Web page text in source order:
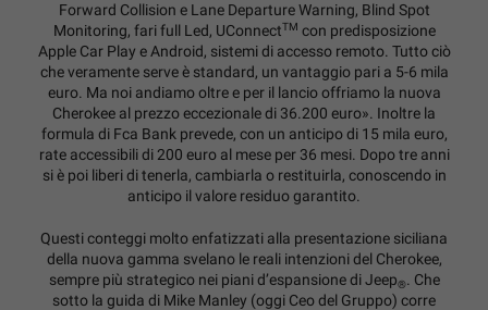
Forward Collision e Lane Departure Warning, Blind Spot
Monitoring, fari full Led, UConnectTM con predisposizione
Apple Car Play e Android, sistemi di accesso remoto. Tutto ciò
che veramente serve è standard, un vantaggio pari a 5-6 mila
euro. Ma noi andiamo oltre e per il lancio offriamo la nuova
Cherokee al prezzo eccezionale di 36.200 euro». Inoltre la
formula di Fca Bank prevede, con un anticipo di 15 mila euro,
rate accessibili di 200 euro al mese per 36 mesi. Dopo tre anni
si è poi liberi di tenerla, cambiarla o restituirla, conoscendo in
anticipo il valore residuo garantito.
Questi conteggi molto enfatizzati alla presentazione siciliana
della nuova gamma svelano le reali intenzioni del Cherokee,
sempre più strategico nei piani d’espansione di Jeep®. Che
sotto la guida di Mike Manley (oggi Ceo del Gruppo) corre